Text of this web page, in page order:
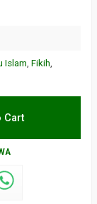
Islam, Fikih,
Cart